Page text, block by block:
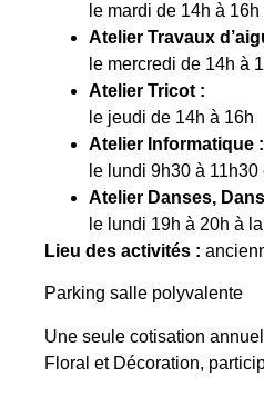
le mardi de 14h à 16h
Atelier Travaux
le mercredi de 14h à
Atelier Tricot :
le jeudi de 14h à 16h
Atelier Informatique :
le lundi 9h30 à 11h30
Atelier Danses,
le lundi 19h à 20h à
Lieu des activités :
Parking salle polyvalente
Une seule cotisation
Floral et Décoration,